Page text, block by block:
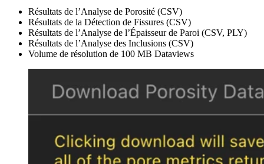
Résultats de l’Analyse de Porosité (CSV)
Résultats de la Détection de Fissures (CSV)
Résultats de l’Analyse de l’Épaisseur de Paroi (CSV, PLY)
Résultats de l’Analyse des Inclusions (CSV)
Volume de résolution de 100 MB Dataviews